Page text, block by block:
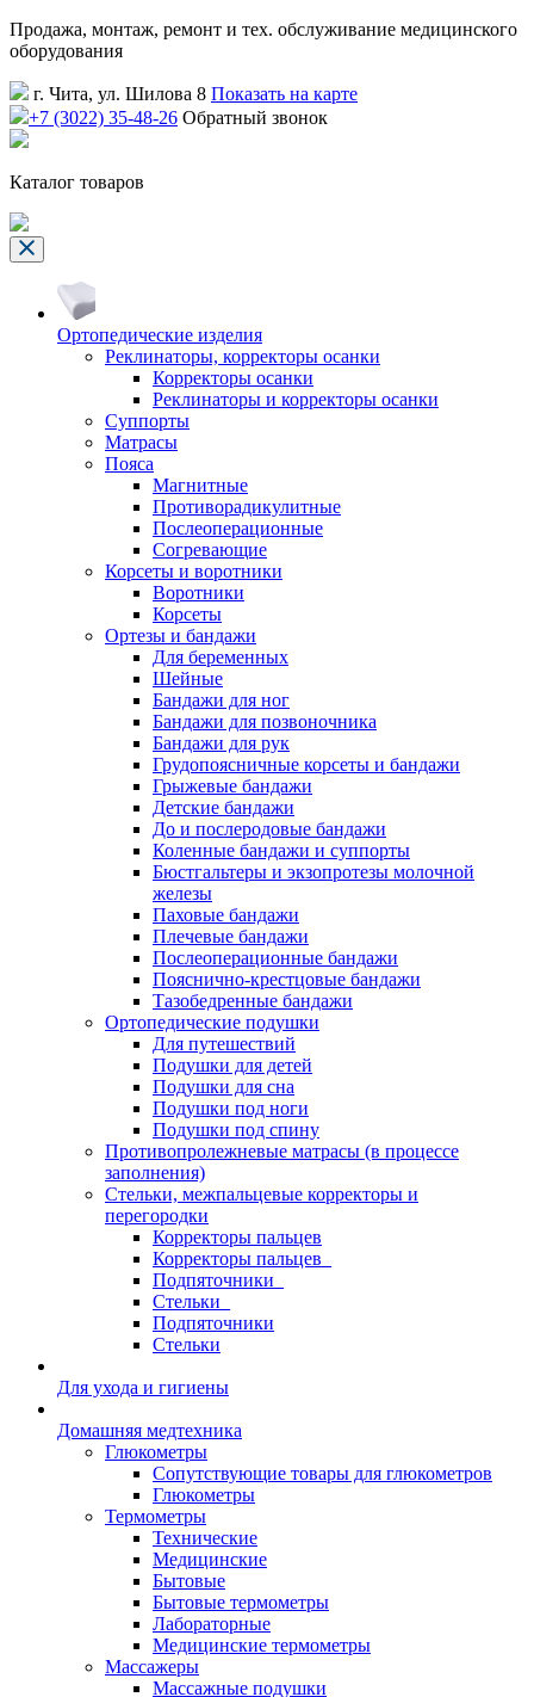
Продажа, монтаж, ремонт и тех. обслуживание медицинского
оборудования
г. Чита, ул. Шилова 8 Показать на карте
+7 (3022) 35-48-26 Обратный звонок
Каталог товаров
Ортопедические изделия
Реклинаторы, корректоры осанки
Корректоры осанки
Реклинаторы и корректоры осанки
Суппорты
Матрасы
Пояса
Магнитные
Противорадикулитные
Послеоперационные
Согревающие
Корсеты и воротники
Воротники
Корсеты
Ортезы и бандажи
Для беременных
Шейные
Бандажи для ног
Бандажи для позвоночника
Бандажи для рук
Грудопоясничные корсеты и бандажи
Грыжевые бандажи
Детские бандажи
До и послеродовые бандажи
Коленные бандажи и суппорты
Бюстгальтеры и экзопротезы молочной
железы
Паховые бандажи
Плечевые бандажи
Послеоперационные бандажи
Пояснично-крестцовые бандажи
Тазобедренные бандажи
Ортопедические подушки
Для путешествий
Подушки для детей
Подушки для сна
Подушки под ноги
Подушки под спину
Противопролежневые матрасы (в процессе
заполнения)
Стельки, межпальцевые корректоры и
перегородки
Корректоры пальцев
Корректоры пальцев_
Подпяточники_
Стельки_
Подпяточники
Стельки
Для ухода и гигиены
Домашняя медтехника
Глюкометры
Сопутствующие товары для глюкометров
Глюкометры
Термометры
Технические
Медицинские
Бытовые
Бытовые термометры
Лабораторные
Медицинские термометры
Массажеры
Массажные подушки